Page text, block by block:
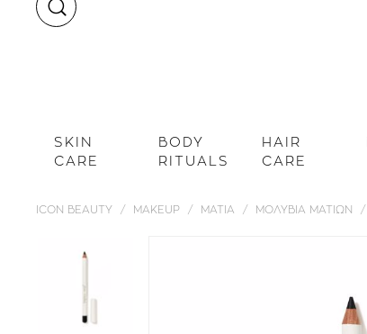
SKIN
CARE
BODY
RITUALS
HAIR
CARE
ICON BEAUTY MAKEUP ΜΑΤΙΑ ΜΟΛΥΒΙΑ ΜΑΤΙΩΝ